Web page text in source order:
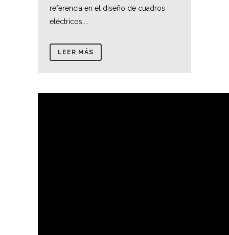
referencia en el diseño de cuadros
eléctricos....
LEER MÁS